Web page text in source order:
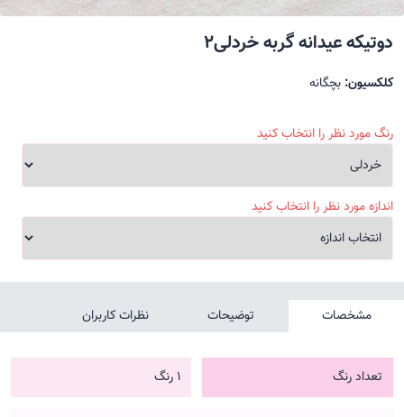
دوتیکه عیدانه گربه خردلی2
کلکسیون: بچگانه
رنگ مورد نظر را انتخاب کنید
اندازه مورد نظر را انتخاب کنید
مشخصات توضیحات نظرات کاربران
تعداد رنگ 1 رنگ